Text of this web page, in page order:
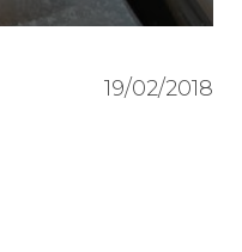
19/02/2018